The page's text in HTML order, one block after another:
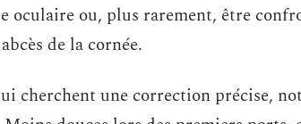
oculaire ou, plus rarement, être
de la cornée.
cherchent une correction précise,